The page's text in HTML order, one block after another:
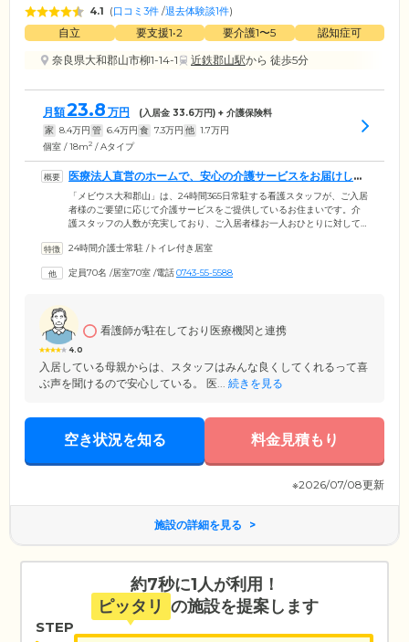
4.1 (口コミ3件 /退去体験談1件)
自立 要支援1•2 要介護1〜5
認知症可
奈良県大和郡山市柳1-14-1
近鉄郡山駅から 徒歩5分
月額23.8 万円 (入居金 33.6万円) + 介護保険料
家 8.4万円 管 6.4万円 食 7.3万円 他 1.7万円
個室 / 18m2 / Aタイプ
医療法人直営のホームで、安心の介護サービスをお届けしま
す「メビウス大和郡山」は、24時間365日常駐する看護スタッフが、ご入居
者様のご要望に応じて介護サービスをご提供しているお住まいです。介
護スタッフの人数が充実しており、ご入居者様お一人おひとりに対して
す。さらに、常勤の看護師も基準より多い人数で運営しており、ご入居
ます。また、清掃、洗濯、買い物の代行など、日常生活における援助サ
24時間介護士常駐 /トイレ付き居室
定員70名 /居室70室 /電話0743-55-5588
4.0
看護師が駐在しており医療機関と連携
入居している母親からは、スタッフはみんな良くしてくれるって喜
ぶ声を聞けるので安心している。 医... 続きを見る
空き状況を知る 料金見積もり
※2026/07/08更新
施設の詳細を見る
約7秒に1人が利用！
ピッタリ の施設を提案します
STEP